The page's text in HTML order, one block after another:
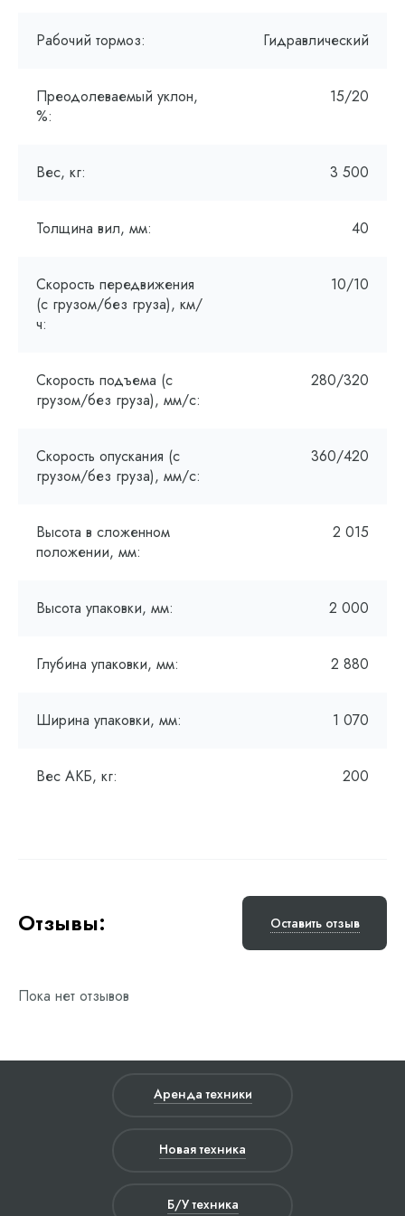
Рабочий тормоз: Гидравлический
Преодолеваемый уклон,
%:
15/20
Вес, кг: 3 500
Толщина вил, мм: 40
Скорость передвижения
(с грузом/без груза), км/
ч:
10/10
Скорость подъема (с
грузом/без груза), мм/с:
280/320
Скорость опускания (с
грузом/без груза), мм/с:
360/420
Высота в сложенном
положении, мм:
2 015
Высота упаковки, мм: 2 000
Глубина упаковки, мм: 2 880
Ширина упаковки, мм: 1 070
Вес АКБ, кг: 200
Отзывы: Оставить отзыв
Пока нет отзывов
Аренда техники
Новая техника
Б/У техника